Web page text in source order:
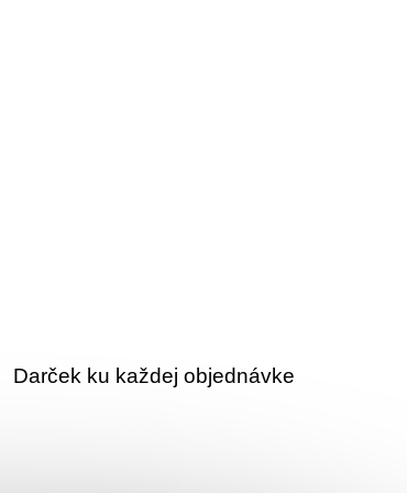
Darček ku každej objednávke